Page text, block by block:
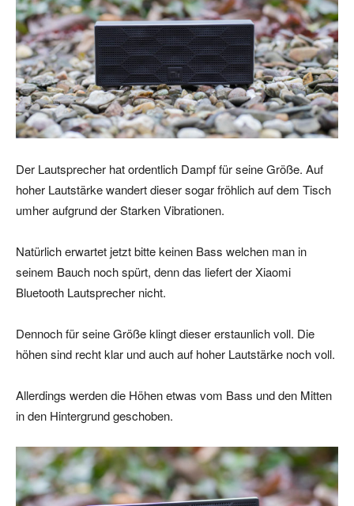
Der Lautsprecher hat ordentlich Dampf für seine Größe. Auf
hoher Lautstärke wandert dieser sogar fröhlich auf dem Tisch
umher aufgrund der Starken Vibrationen.
Natürlich erwartet jetzt bitte keinen Bass welchen man in
seinem Bauch noch spürt, denn das liefert der Xiaomi
Bluetooth Lautsprecher nicht.
Dennoch für seine Größe klingt dieser erstaunlich voll. Die
höhen sind recht klar und auch auf hoher Lautstärke noch voll.
Allerdings werden die Höhen etwas vom Bass und den Mitten
in den Hintergrund geschoben.